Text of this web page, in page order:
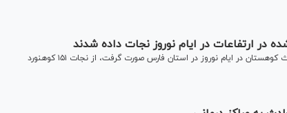
یعقوب سلیمانی با اشاره به این که بیشترین ماموریت‌های حوادث کوهستان در ایام نوروز در استان فارس صورت گرفت، از نجات ۱۵۱ کوهنورد